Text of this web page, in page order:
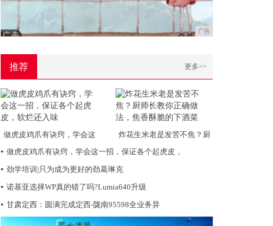
广告
推荐 更多>>
做虎皮鸡爪有诀窍，学会这
炸花生米老是发苦不焦？厨
▪ 做虎皮鸡爪有诀窍，学会这一招，保证各个起虎皮，
▪ 劲学培训|只为成为更好的劲葛琳克
▪ 诺基亚选择WP真的错了吗?Lumia640升级
▪ 甘肃定西：圆满完成定西-陇南95598全业务异